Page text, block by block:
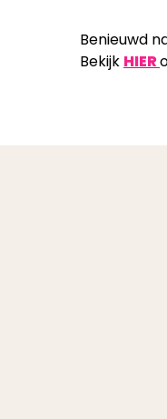
Benieuwd
Bekijk HIER